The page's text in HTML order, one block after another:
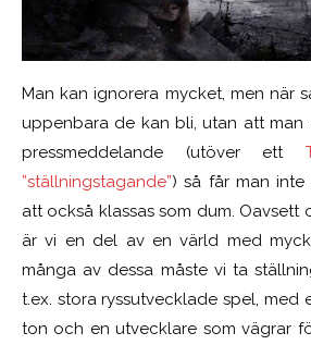
Man kan ignorera mycket, men när
uppenbara de kan bli, utan att
pressmeddelande (utöver ett
”ställningstagande”) så får man
att också klassas som dum. Oavsett
är vi en del av en värld med
många av dessa måste vi ta
t.ex. stora ryssutvecklade spel, med
ton och en utvecklare som vägrar